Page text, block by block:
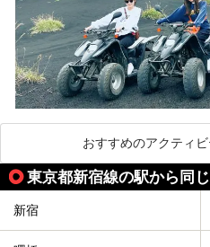
おすすめのアクティ
東京都新宿線の駅から同
新宿